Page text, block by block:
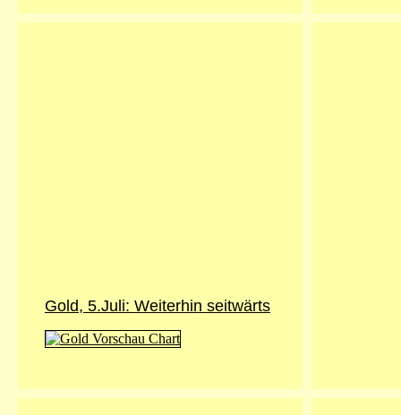
Gold, 5.Juli: Weiterhin seitwärts